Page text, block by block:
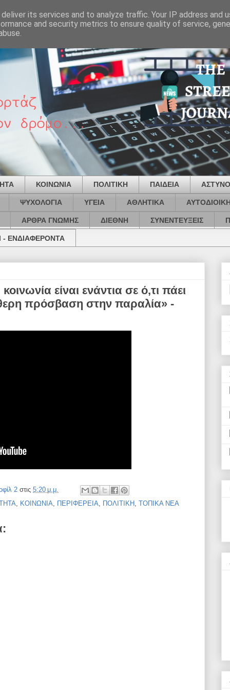
ΚΟΙΝΩΝΙΑ ΠΟΛΙΤΙΚΗ ΠΑΙΔΕΙΑ
ΨΥΧΟΛΟΓΙΑ ΥΓΕΙΑ ΑΘΛΗΤΙΚΑ
ΑΡΘΡΑ ΓΝΩΜΗΣ ΔΙΕΘΝΗ ΣΥΝΕΝΤΕΥΞΕΙΣ
- ΕΝΔΙΑΦΕΡΟΝΤΑ
είναι ενάντια σε ό,τι πάει
πρόσβαση στην παραλία» -
2 στις 5:20 μ.μ.
, ΚΟΙΝΩΝΙΑ, ΠΕΡΙΦΕΡΕΙΑ, ΠΟΛΙΤΙΚΗ , ΤΟΠΙΚΑ ΝΕΑ
its services and to analyze traffic. Your IP address and
and security metrics to ensure quality of service,